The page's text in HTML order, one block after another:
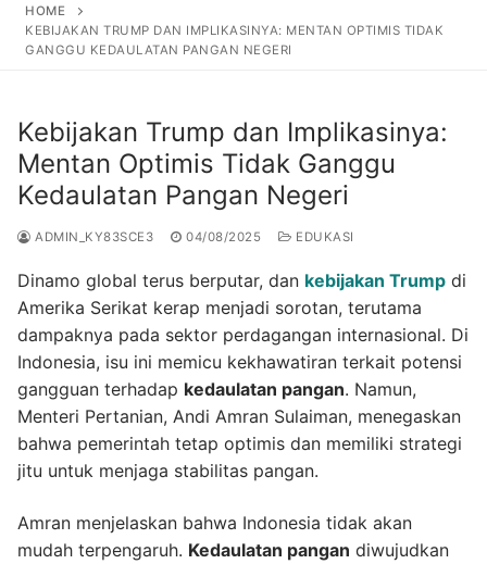
HOME
KEBIJAKAN TRUMP DAN IMPLIKASINYA: MENTAN OPTIMIS TIDAK
GANGGU KEDAULATAN PANGAN NEGERI
Kebijakan Trump dan Implikasinya:
Mentan Optimis Tidak Ganggu
Kedaulatan Pangan Negeri
ADMIN_KY83SCE3 04/08/2025 EDUKASI
Dinamo global terus berputar, dan kebijakan Trump di
Amerika Serikat kerap menjadi sorotan, terutama
dampaknya pada sektor perdagangan internasional. Di
Indonesia, isu ini memicu kekhawatiran terkait potensi
gangguan terhadap kedaulatan pangan. Namun,
Menteri Pertanian, Andi Amran Sulaiman, menegaskan
bahwa pemerintah tetap optimis dan memiliki strategi
jitu untuk menjaga stabilitas pangan.
Amran menjelaskan bahwa Indonesia tidak akan
mudah terpengaruh. Kedaulatan pangan diwujudkan